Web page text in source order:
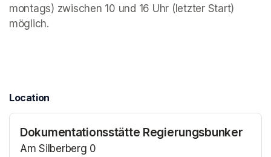
montags) zwischen 10 und 16 Uhr (letzter Start)
möglich.
Location
Dokumentationsstätte Regierungsbunker
Am Silberberg 0